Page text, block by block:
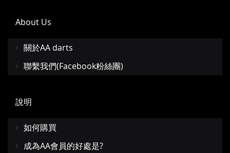
About Us
關於AA darts
聯繫我們(Facebook粉絲團)
說明
如何購買
成為AA會員的好處是?